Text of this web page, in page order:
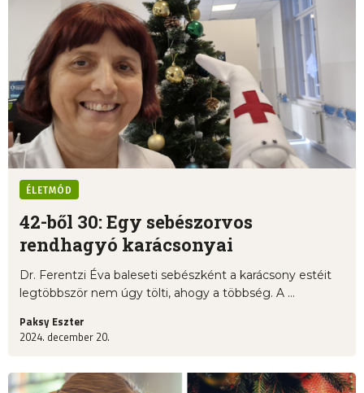
ÉLETMÓD
42-ből 30: Egy sebészorvos
rendhagyó karácsonyai
Dr. Ferentzi Éva baleseti sebészként a karácsony estéit
legtöbbször nem úgy tölti, ahogy a többség. A ...
Paksy Eszter
2024. december 20.